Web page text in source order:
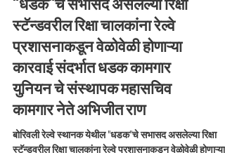
बोरिवली रेल्वे स्थानक येथील
"धडक"चे सभासद असलेल्या रिक्षा
स्टॅन्डवरील रिक्षा चालकांना रेल्वे
प्रशासनाकडून वेळोवेळी होणाऱ्या
कारवाई संदर्भात धडक कामगार
युनियन चे संस्थापक महासचिव
कामगार नेते अभिजीत राण